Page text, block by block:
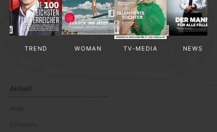
TREND WOMAN TV-MEDIA NEWS